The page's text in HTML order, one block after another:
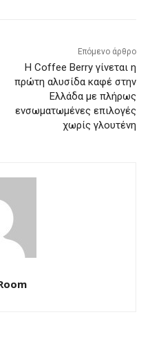
Επόμενο άρθρο
Η Coffee Berry γίνεται η
πρώτη αλυσίδα καφέ στην
Ελλάδα με πλήρως
ενσωματωμένες επιλογές
χωρίς γλουτένη